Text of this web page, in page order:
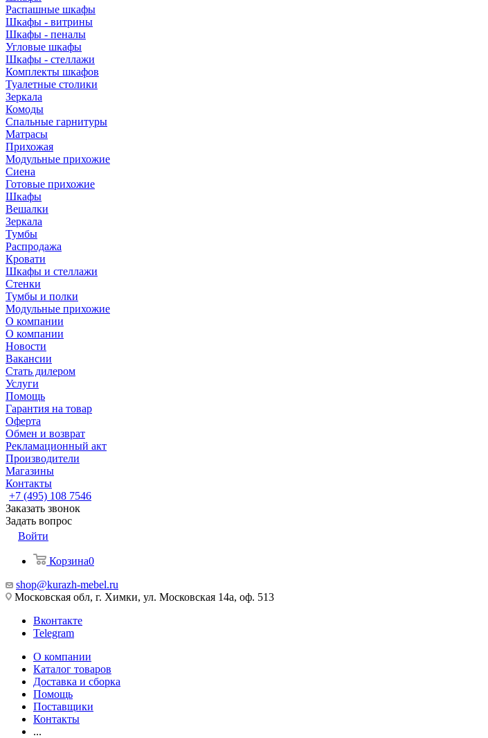
Распашные шкафы
Шкафы - витрины
Шкафы - пеналы
Угловые шкафы
Шкафы - стеллажи
Комплекты шкафов
Туалетные столики
Зеркала
Комоды
Спальные гарнитуры
Матрасы
Прихожая
Модульные прихожие
Сиена
Готовые прихожие
Шкафы
Вешалки
Зеркала
Тумбы
Распродажа
Кровати
Шкафы и стеллажи
Стенки
Тумбы и полки
Модульные прихожие
О компании
О компании
Новости
Вакансии
Стать дилером
Услуги
Помощь
Гарантия на товар
Оферта
Обмен и возврат
Рекламационный акт
Производители
Магазины
Контакты
+7 (495) 108 7546
Заказать звонок
Задать вопрос
Войти
Корзина0
shop@kurazh-mebel.ru
Московская обл, г. Химки, ул. Московская 14а, оф. 513
Вконтакте
Telegram
О компании
Каталог товаров
Доставка и сборка
Помощь
Поставщики
Контакты
...